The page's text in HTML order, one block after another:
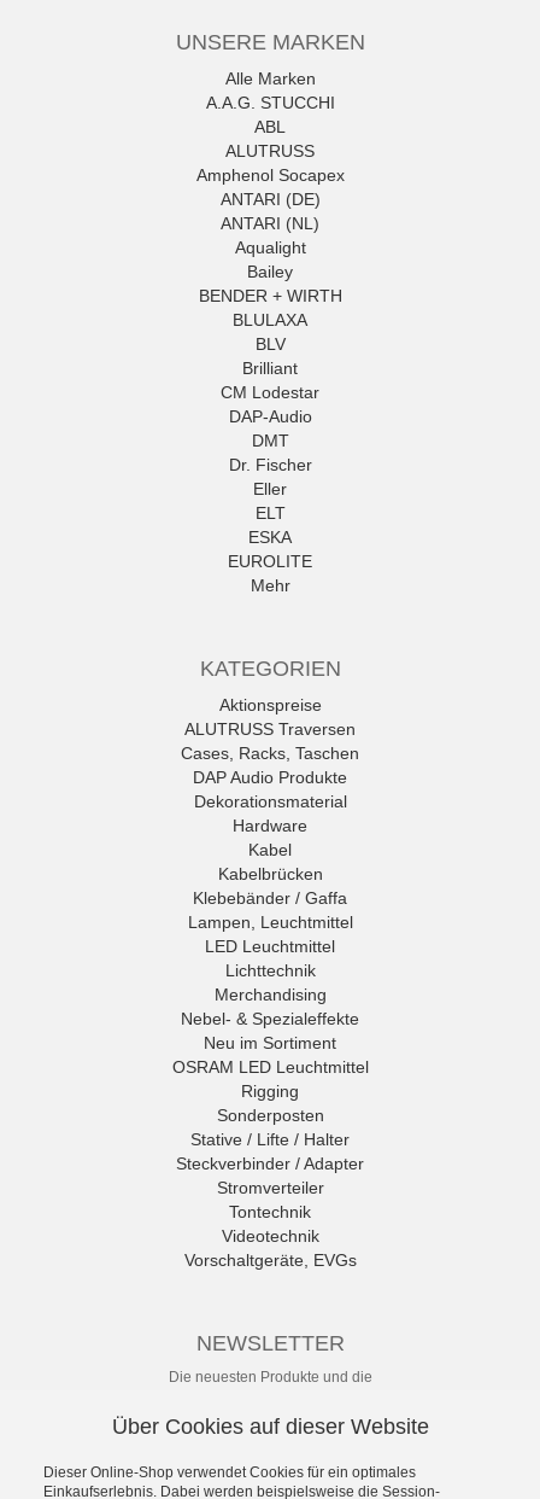
UNSERE MARKEN
Alle Marken
A.A.G. STUCCHI
ABL
ALUTRUSS
Amphenol Socapex
ANTARI (DE)
ANTARI (NL)
Aqualight
Bailey
BENDER + WIRTH
BLULAXA
BLV
Brilliant
CM Lodestar
DAP-Audio
DMT
Dr. Fischer
Eller
ELT
ESKA
EUROLITE
Mehr
KATEGORIEN
Aktionspreise
ALUTRUSS Traversen
Cases, Racks, Taschen
DAP Audio Produkte
Dekorationsmaterial
Hardware
Kabel
Kabelbrücken
Klebebänder / Gaffa
Lampen, Leuchtmittel
LED Leuchtmittel
Lichttechnik
Merchandising
Nebel- & Spezialeffekte
Neu im Sortiment
OSRAM LED Leuchtmittel
Rigging
Sonderposten
Stative / Lifte / Halter
Steckverbinder / Adapter
Stromverteiler
Tontechnik
Videotechnik
Vorschaltgeräte, EVGs
NEWSLETTER
Die neuesten Produkte und die
Ihr nichts mehr verpasst.
Über Cookies auf dieser Website
Dieser Online-Shop verwendet Cookies für ein optimales
Einkaufserlebnis. Dabei werden beispielsweise die Session-